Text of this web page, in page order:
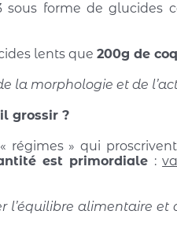
sous forme de glucides
lents que 200g de
la morphologie et de
grossir ?
régimes » qui
est primordiale :
l’équilibre alimentaire et